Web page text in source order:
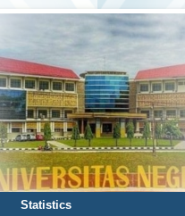
Statistics